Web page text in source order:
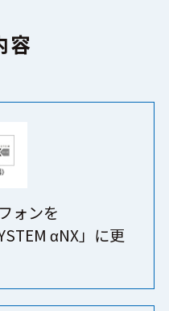
容
ォンを
αNX」に更